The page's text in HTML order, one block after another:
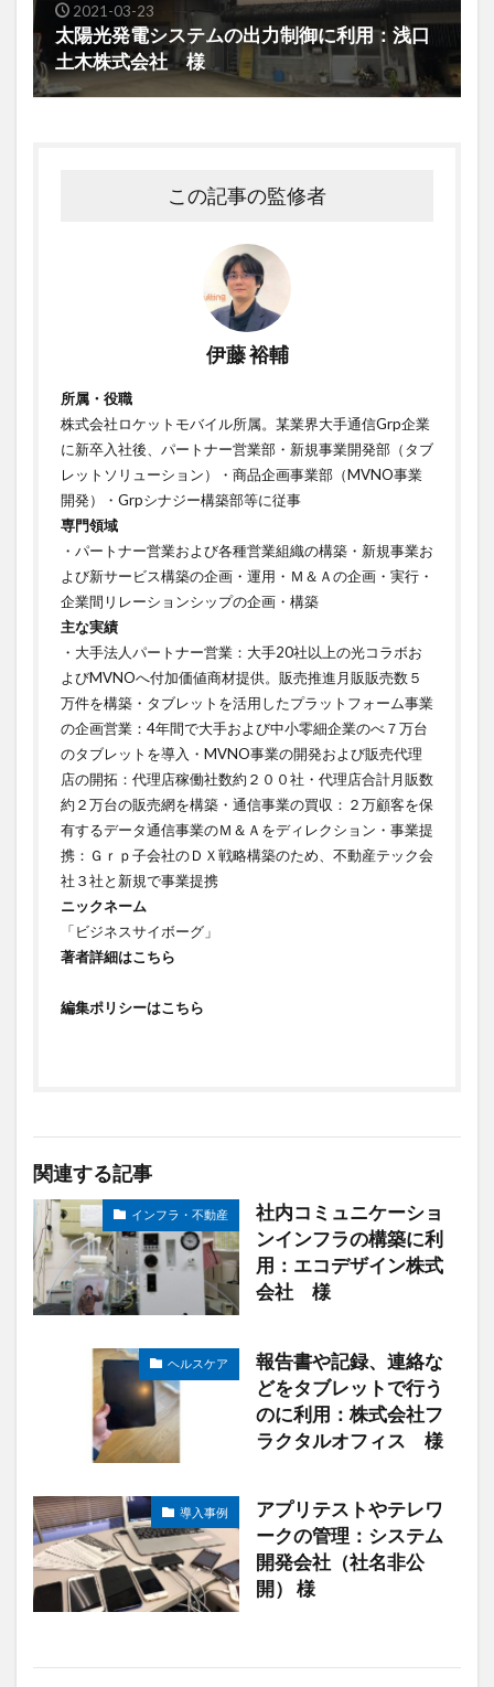
2021-03-23
太陽光発電システムの出力制御に利用：浅口
土木株式会社 様
この記事の監修者
伊藤 裕輔
所属・役職
株式会社ロケットモバイル所属。某業界大手通信Grp企業
に新卒入社後、パートナー営業部・新規事業開発部（タブ
レットソリューション）・商品企画事業部（MVNO事業
開発）・Grpシナジー構築部等に従事
専門領域
・パートナー営業および各種営業組織の構築・新規事業お
よび新サービス構築の企画・運用・Ｍ＆Ａの企画・実行・
企業間リレーションシップの企画・構築ㅤㅤㅤㅤㅤㅤㅤㅤ
主な実績
・大手法人パートナー営業：大手20社以上の光コラボお
よびMVNOへ付加価値商材提供。販売推進月販販売数５
万件を構築・タブレットを活用したプラットフォーム事業
の企画営業：4年間で大手および中小零細企業のべ７万台
のタブレットを導入・MVNO事業の開発および販売代理
店の開拓：代理店稼働社数約２００社・代理店合計月販数
約２万台の販売網を構築・通信事業の買収：２万顧客を保
有するデータ通信事業のＭ＆Ａをディレクション・事業提
携：Ｇｒｐ子会社のＤＸ戦略構築のため、不動産テック会
社３社と新規で事業提携
ニックネーム
「ビジネスサイボーグ」
著者詳細はこちら
編集ポリシーはこちら
関連する記事
インフラ・不動産
社内コミュニケーショ
ンインフラの構築に利
用：エコデザイン株式
会社 様
ヘルスケア
報告書や記録、連絡な
どをタブレットで行う
のに利用：株式会社フ
ラクタルオフィス 様
導入事例
アプリテストやテレワ
ークの管理：システム
開発会社（社名非公
開） 様